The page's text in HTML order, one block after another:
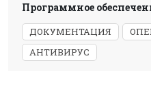
Программное
ДОКУМЕНТАЦИЯ
АНТИВИРУС